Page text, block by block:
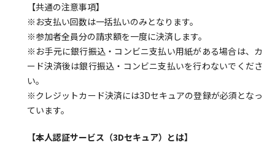
【共通の注意事項】
※お支払い回数は一括払いのみとなります。
※参加者全員分の請求額を一度に決済します。
※お手元に銀行振込・コンビニ支払い用紙がある場合は、カ
ード決済後は銀行振込・コンビニ支払いを行わないでくださ
い。
※クレジットカード決済には3Dセキュアの登録が必須となっ
ています。
【本人認証サービス（3Dセキュア）とは】